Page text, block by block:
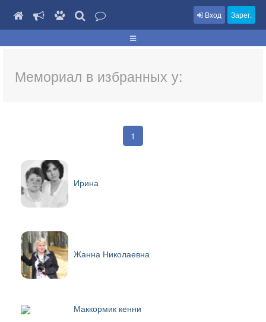
Вход Зарег.
Мемориал в избранных у:
1
Ирина
Жанна Николаевна
Маккормик кенни